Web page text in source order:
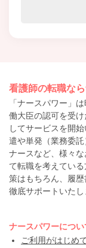
看護師の転職な
「ナースパワー」
働大臣の認可を受
してサービスを開
遣や単発（業務委
ナースなど、様々
て転職を考えてい
策はもちろん、履
徹底サポートいたし
ナースパワーについ
ご利用がはじめ